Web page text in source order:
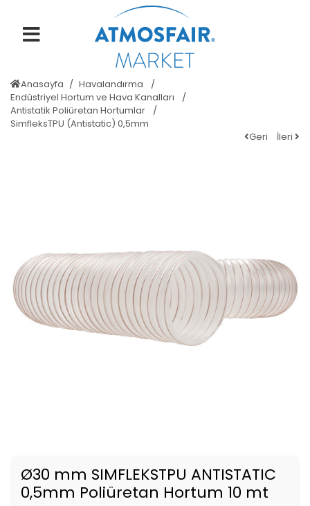
Anasayfa
Havalandırma
Endüstriyel Hortum ve Hava Kanalları
Antistatik Poliüretan Hortumlar
SimfleksTPU (Antistatic) 0,5mm
Geri
İleri
Ø30 mm SIMFLEKSTPU ANTISTATIC
0,5mm Poliüretan Hortum 10 mt